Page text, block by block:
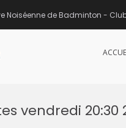
Noiséenne de Badminton -
vendredi 20:30